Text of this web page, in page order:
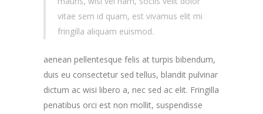
vitae sem id quam, est vivamus elit mi
fringilla aliquam euismod.
aenean pellentesque felis at turpis bibendum,
duis eu consectetur sed tellus, blandit pulvinar
dictum ac wisi libero a, nec sed ac elit. Fringilla
penatibus orci est non mollit, suspendisse